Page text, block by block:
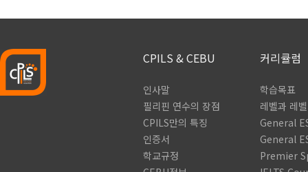
CPILS & CEBU
인사말
필리핀 연수의 장점
CPILS만의 특징
인증서
학교규정
커리큘럼
학습목표
레벨과 레
General
General
Premier